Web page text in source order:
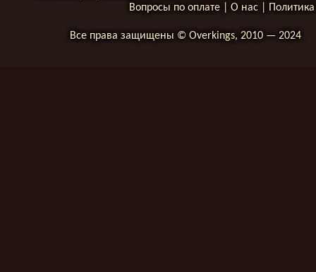
Вопросы по оплате
О нас
Все права защищены © Overkings, 2010 — 2024